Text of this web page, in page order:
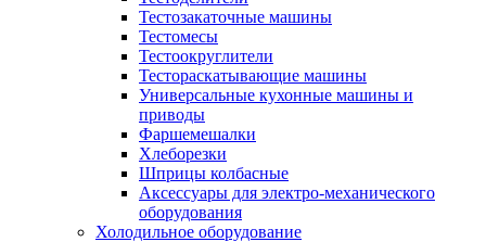
Тестозакаточные машины
Тестомесы
Тестоокруглители
Тестораскатывающие машины
Универсальные кухонные машины и
приводы
Фаршемешалки
Хлеборезки
Шприцы колбасные
Аксессуары для электро-механического
оборудования
Холодильное оборудование